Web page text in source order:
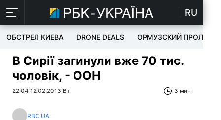
RU
ОБСТРЕЛ КИЕВА DRONE DEALS ОРМУЗСКИЙ ПРОЛИВ
В Сирії загинули вже 70 тис.
чоловік, - ООН
22:04 12.02.2013 Вт 3 мин
RBC.UA